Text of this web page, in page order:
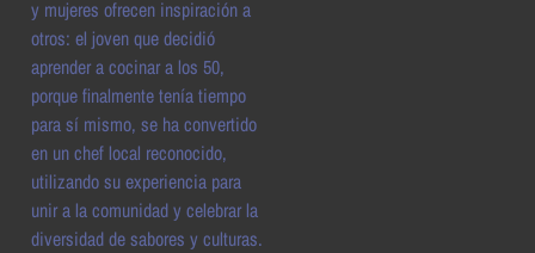
y mujeres ofrecen inspiración a
otros: el joven que decidió
aprender a cocinar a los 50,
porque finalmente tenía tiempo
para sí mismo, se ha convertido
en un chef local reconocido,
utilizando su experiencia para
unir a la comunidad y celebrar la
diversidad de sabores y culturas.